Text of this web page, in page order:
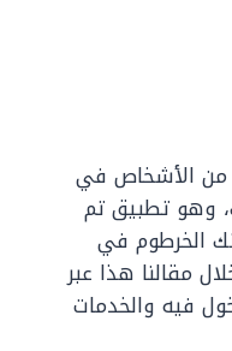
من الأشخاص في
وهو تطبيق تم
من قبل بنك الخرطوم في
مقالنا هذا عبر
فيه والخدمات